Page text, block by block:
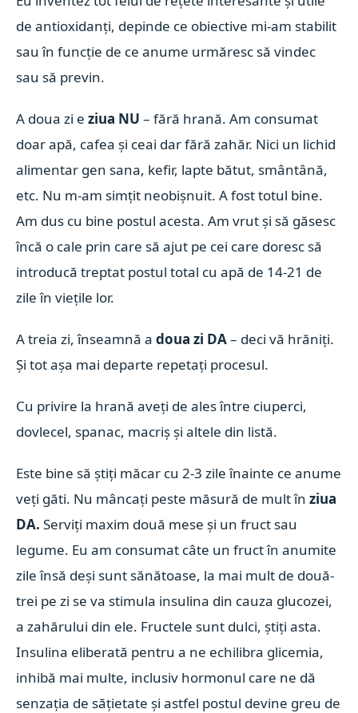
de antioxidanți, depinde ce obiective mi-am stabilit
sau în funcție de ce anume urmăresc să vindec
sau să previn.
A doua zi eziua NU – fără hrană. Am consumat
doar apă, cafea și ceai dar fără zahăr. Nici un lichid
alimentar gen sana, kefir, lapte bătut, smântână,
etc. Nu m-am simțit neobișnuit. A fost totul bine.
Am dus cu bine postul acesta. Am vrut și să găsesc
încă o cale prin care să ajut pe cei care doresc să
introducă treptat postul total cu apă de 14-21 de
zile în viețile lor.
A treia zi, înseamnă adoua zi DA– deci vă hrăniți.
Și tot așa mai departe repetați procesul.
Cu privire la hrană aveți de ales între ciuperci,
dovlecel, spanac, macriș și altele din listă.
Este bine să știți măcar cu 2-3 zile înainte ce anume
veți găti. Nu mâncați peste măsură de mult înziua
DA. Serviți maxim două mese și un fruct sau
legume. Eu am consumat câte un fruct în anumite
zile însă deși sunt sănătoase, la mai mult de două-
trei pe zi se va stimula insulina din cauza glucozei,
a zahărului din ele. Fructele sunt dulci, știți asta.
Insulina eliberată pentru a ne echilibra glicemia,
inhibă mai multe, inclusiv hormonul care ne dă
senzația de sățietate și astfel postul devine greu de